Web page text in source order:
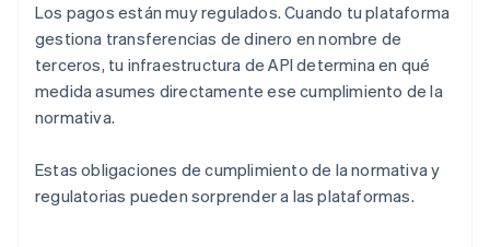
Los pagos están muy regulados. Cuando tu plataforma
gestiona transferencias de dinero en nombre de
terceros, tu infraestructura de API determina en qué
medida asumes directamente ese cumplimiento de la
normativa.
Estas obligaciones de cumplimiento de la normativa y
regulatorias pueden sorprender a las plataformas.